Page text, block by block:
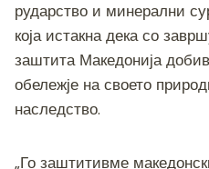
рударство и минерални
која истакна дека со
заштита Македонија
обележје на своето
наследство.
„Го заштитивме